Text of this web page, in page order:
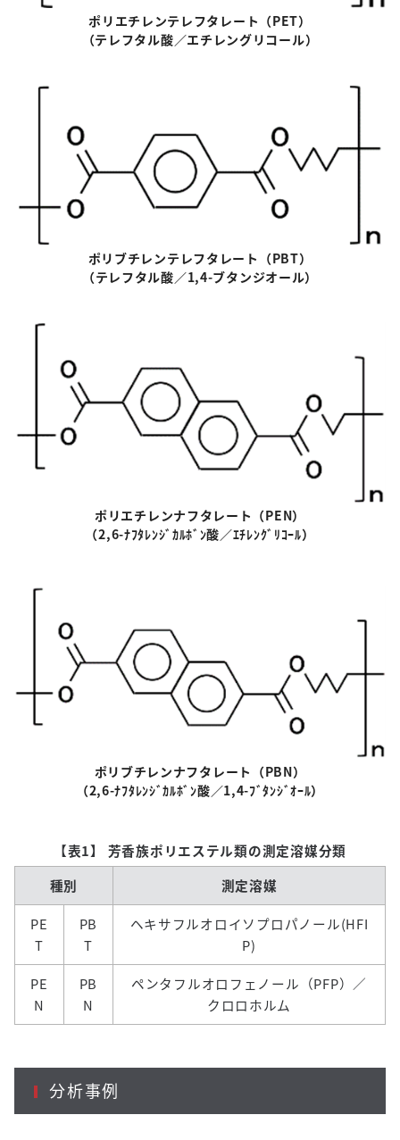
ポリエチレンテレフタレート （PET）
（テレフタル酸／エチレングリコール）
ポリブチレンテレフタレート （PBT）
（テレフタル酸／1,4-ブタンジオール）
ポリエチレンナフタレート （PEN）
（2,6-ﾅﾌﾀﾚﾝｼﾞｶﾙﾎﾞﾝ酸／ｴﾁﾚﾝｸﾞﾘｺｰﾙ）
ポリブチレンナフタレート （PBN）
（2,6-ﾅﾌﾀﾚﾝｼﾞｶﾙﾎﾞﾝ酸／1,4-ﾌﾞﾀﾝｼﾞｵｰﾙ）
【表1】 芳香族ポリエステル類の測定溶媒分類
種別
測定溶媒
PE
T
PB
T
ヘキサフルオロイソプロパノール(HFI
P)
PE
N
PB
N
ペンタフルオロフェノール（PFP）／
クロロホルム
分析事例